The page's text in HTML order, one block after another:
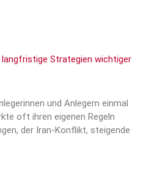
Strategien wichtiger
und Anlegern einmal
oft ihren eigenen Regeln
der Iran-Konflikt, steigende